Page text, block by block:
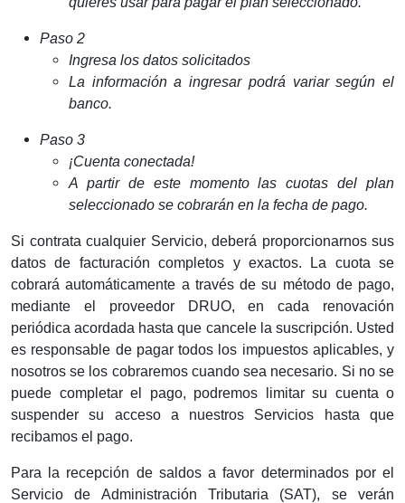
Paso 2
Ingresa los datos solicitados
La información a ingresar podrá variar según el
banco.
Paso 3
¡Cuenta conectada!
A partir de este momento las cuotas del plan
seleccionado se cobrarán en la fecha de pago.
Si contrata cualquier Servicio, deberá proporcionarnos sus
datos de facturación completos y exactos. La cuota se
cobrará automáticamente a través de su método de pago,
mediante el proveedor DRUO, en cada renovación
periódica acordada hasta que cancele la suscripción. Usted
es responsable de pagar todos los impuestos aplicables, y
nosotros se los cobraremos cuando sea necesario. Si no se
puede completar el pago, podremos limitar su cuenta o
suspender su acceso a nuestros Servicios hasta que
recibamos el pago.
Para la recepción de saldos a favor determinados por el
Servicio de Administración Tributaria (SAT), se verán